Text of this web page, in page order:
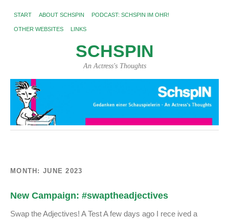
START ABOUT SCHSPIN PODCAST: SCHSPIN IM OHR!
OTHER WEBSITES LINKS
SCHSPIN
An Actress's Thoughts
MONTH: JUNE 2023
New Campaign: #swaptheadjectives
Swap the Adjectives! A Test A few days ago I rece ived a